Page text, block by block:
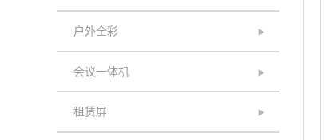
户外全彩
会议一体机
租赁屏